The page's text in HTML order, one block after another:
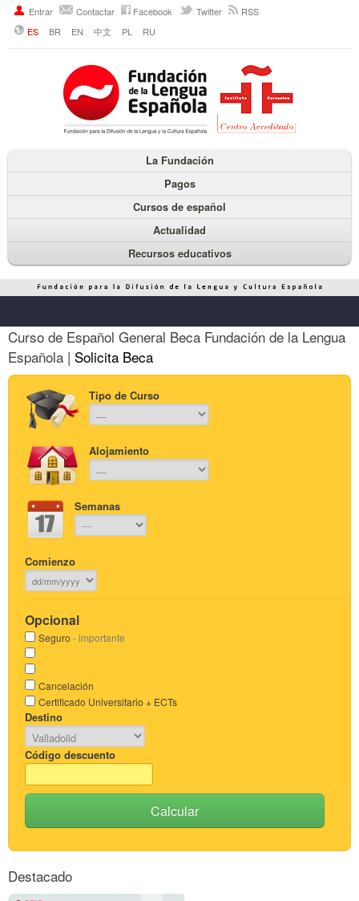
Entrar Contactar Facebook Twitter
RSS
ES
BR EN 中文 PL RU
La Fundación
Pagos
Cursos de español
Actualidad
Recursos educativos
Curso de Español General Beca Fundación de la Lengua
Española | Solicita Beca
Tipo de Curso
Alojamiento
Semanas
Comienzo
Opcional
Seguro - importante
Cancelación
Certificado Universitario + ECTs
Destino
Código descuento
Calcular
Destacado